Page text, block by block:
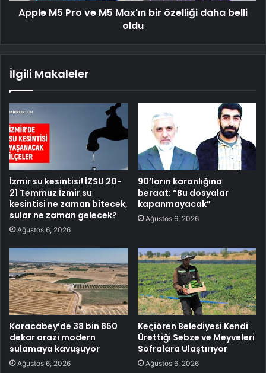
Apple M5 Pro ve M5 Max'ın bir özelliği daha belli
oldu
İlgili Makaleler
İzmir su kesintisi! İZSU 20-
21 Temmuz İzmir su
kesintisi ne zaman bitecek,
sular ne zaman gelecek?
Ağustos 6, 2026
90’ların karanlığına
beraat: “Bu dosyalar
kapanmayacak”
Ağustos 6, 2026
Karacabey’de 38 bin 850
dekar arazi modern
sulamaya kavuşuyor
Ağustos 6, 2026
Keçiören Belediyesi Kendi
Ürettiği Sebze ve Meyveleri
Sofralara Ulaştırıyor
Ağustos 6, 2026